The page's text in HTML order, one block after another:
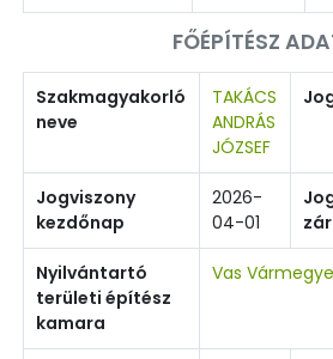
FŐÉPÍTÉSZ
Szakmagyakorló
neve
TAKÁCS
ANDRÁS
JÓZSEF
Jogviszony
kezdőnap
2026-
04-01
Nyilvántartó
területi építész
kamara
Vas